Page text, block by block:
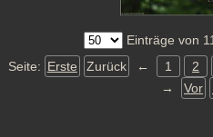
Einträge von
Seite: Erste Zurück ← 1 2
→
Vor